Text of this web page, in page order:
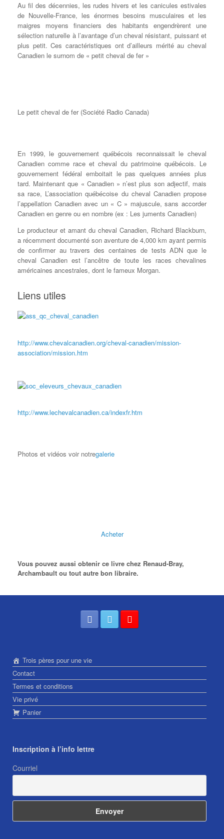
Au fil des décennies, les rudes hivers et les canicules estivales
de Nouvelle-France, les énormes besoins musculaires et les
maigres moyens financiers des habitants engendrèrent une
sélection naturelle à l’avantage d’un cheval résistant, puissant et
plus petit. Ces caractéristiques ont d’ailleurs mérité au cheval
Canadien le surnom de « petit cheval de fer »
Le petit cheval de fer (Société Radio Canada)
En 1999, le gouvernement québécois reconnaissait le cheval
Canadien comme race et cheval du patrimoine québécois. Le
gouvernement fédéral emboitait le pas quelques années plus
tard. Maintenant que « Canadien » n’est plus son adjectif, mais
sa race, L’association québécoise du cheval Canadien propose
l’appellation Canadien avec un « C » majuscule, sans accorder
Canadien en genre ou en nombre (ex : Les juments Canadien)
Le producteur et amant du cheval Canadien, Richard Blackburn,
a récemment documenté son aventure de 4,000 km ayant permis
de confirmer au travers des centaines de tests ADN que le
cheval Canadien est l’ancêtre de toute les races chevalines
américaines ancestrales, dont le fameux Morgan.
Liens utiles
http://www.chevalcanadien.org/cheval-canadien/mission-
association/mission.htm
http://www.lechevalcanadien.ca/indexfr.htm
Photos et vidéos voir notregalerie
Acheter
Vous pouvez aussi obtenir ce livre chez Renaud-Bray,
Archambault ou tout autre bon libraire.
Trois pères pour une vie
Contact
Termes et conditions
Vie privé
Panier
Inscription à l’info lettre
Courriel